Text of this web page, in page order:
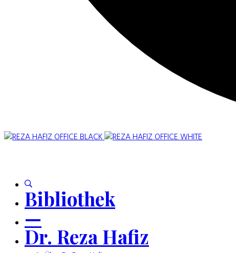
Bibliothek
—
Dr. Reza Hafiz